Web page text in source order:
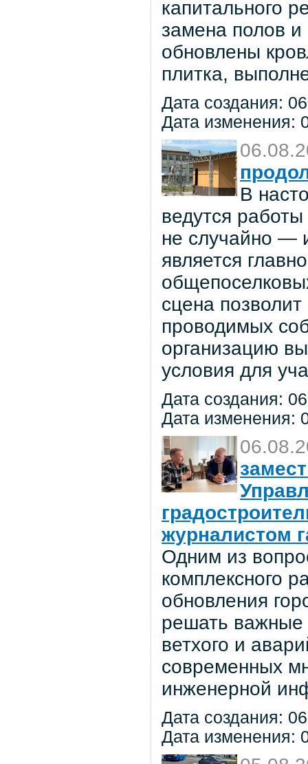
капитального
замена полов
обновлены
плитка,
Дата создания:
Дата изменения:
В
ведутся
не случайно —
является
сцена
проводимых
организацию
условия для
Дата создания:
Дата изменения:
журналистом
Одним из
комплексного
обновления
решать важные
ветхого и
современных
инженерной
Дата создания:
Дата изменения: